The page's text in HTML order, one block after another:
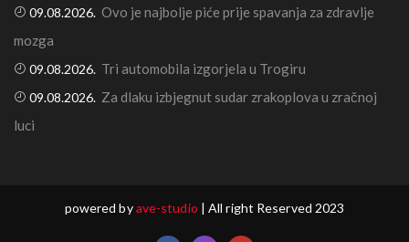
09.08.2026. Ovo je najbolje piće prije spavanja za zdravlje
mozga
09.08.2026. Tri automobila izgorjela u Trogiru
09.08.2026. Za dlaku izbjegnut sudar zrakoplova u zračnoj
luci
powered byave-studio | All right Reserved 2023